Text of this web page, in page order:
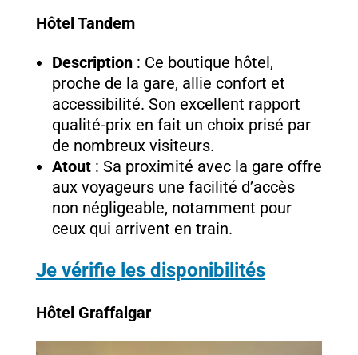
Hôtel Tandem
Description: Ce boutique hôtel,
proche de la gare, allie confort et
accessibilité. Son excellent rapport
qualité-prix en fait un choix prisé par
de nombreux visiteurs.
Atout: Sa proximité avec la gare offre
aux voyageurs une facilité d’accès
non négligeable, notamment pour
ceux qui arrivent en train.
Je vérifie les disponibilités
Hôtel Graffalgar